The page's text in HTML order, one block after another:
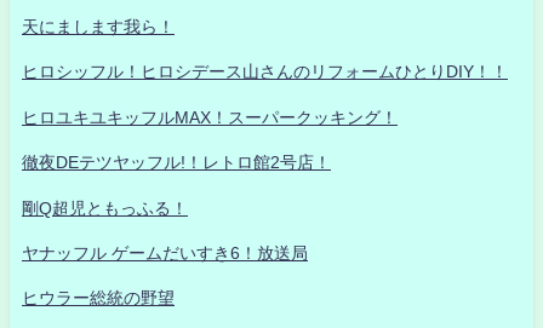
天にまします我ら！
ヒロシッフル！ヒロシデース山さんのリフォームひとりDIY！！
ヒロユキユキッフルMAX！スーパークッキング！
徹夜DEテツヤッフル!！レトロ館2号店！
剛Q超児ともっふる！
ヤナッフル ゲームだいすき6！放送局
ヒウラー総統の野望